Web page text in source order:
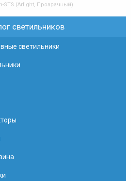
STS (Arlight, Прозрачный)
светильников
светильники